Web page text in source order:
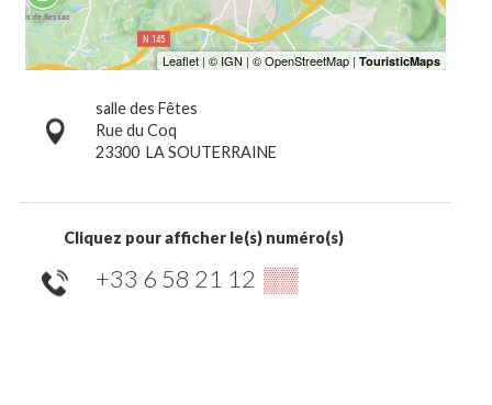
salle des Fêtes
Rue du Coq
23300 LA SOUTERRAINE
Cliquez pour afficher le(s) numéro(s)
+33 6 58 21 12 ▒▒